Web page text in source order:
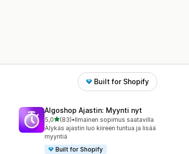
Built for Shopify
Algoshop Ajastin: Myynti nyt
5,0/ 5 tähteä
(83)
83 arvostelua yhteensä
•Ilmainen sopimus saatavilla
Älykäs ajastin luo kiireen tuntua ja lisää
myyntiä
Built for Shopify